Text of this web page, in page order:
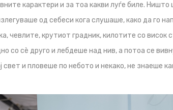
карактери и за тоа какви луѓе биле.
од себеси кога слушаше, како да го
чевлите, крутиот градник, килотите со висок
со сè друго и лебдеше над нив, а потоа се
свет и пловеше по небото и некако, не знаеше